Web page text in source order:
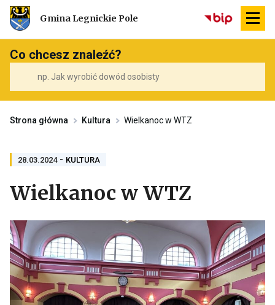
Przekierowuje
do
strony
głównej
Gmina Legnickie Pole
Co chcesz znaleźć?
Strona główna Kultura Wielkanoc w WTZ
28.03.2024 - KULTURAPRZENOSI
KATEGORII
KULTURA
Wielkanoc w WTZ